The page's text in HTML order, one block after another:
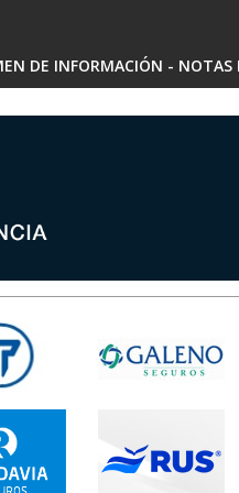
DE INFORMACIÓN - NOTAS
RAE